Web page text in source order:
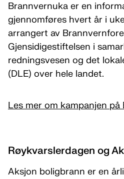
Brannvernuka er en
gjennomføres hvert år i
arrangert av
Gjensidigestiftelsen i
redningsvesen og det
(DLE) over hele landet.
Les mer om kampanjen
Røykvarslerdagen og
Aksjon boligbrann er en